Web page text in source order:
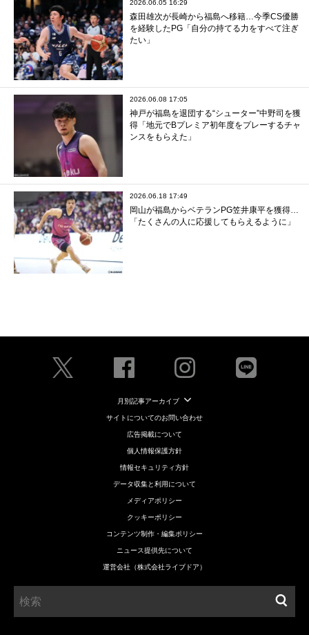
2026.06.05 16:29
森田雄次が長崎から福島へ移籍…今季CS優勝
を経験したPG「自分の持てる力をすべて注ぎ
たい」
2026.06.08 17:05
神戸が福島を退団する“シューター”中野司を獲
得「地元でBプレミア初年度をプレーするチャ
ンスをもらえた」
2026.06.18 17:49
岡山が福島からベテランPG笠井康平を獲得…
「たくさんの人に応援してもらえるように」
月別記事アーカイブ
サイトについてのお問い合わせ
広告掲載について
個人情報保護方針
情報セキュリティ方針
データ収集と利用について
メディアポリシー
クッキーポリシー
コンテンツ制作・編集ポリシー
ニュース提供先について
運営会社（株式会社ライブドア）